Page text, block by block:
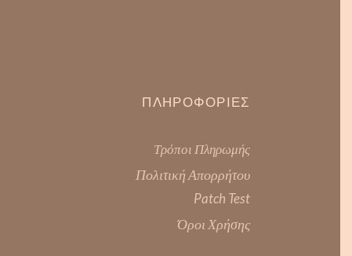
ΠΛΗΡΟΦΟΡΊΕΣ
Τρόποι Πληρωμής
Πολιτική Απορρήτου
Patch Test
Όροι Χρήσης